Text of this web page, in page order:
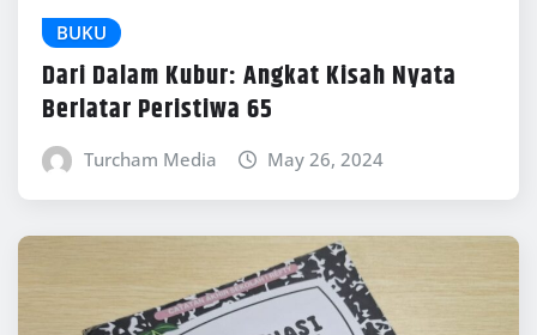
BUKU
Dari Dalam Kubur: Angkat Kisah Nyata
Berlatar Peristiwa 65
Turcham Media May 26, 2024